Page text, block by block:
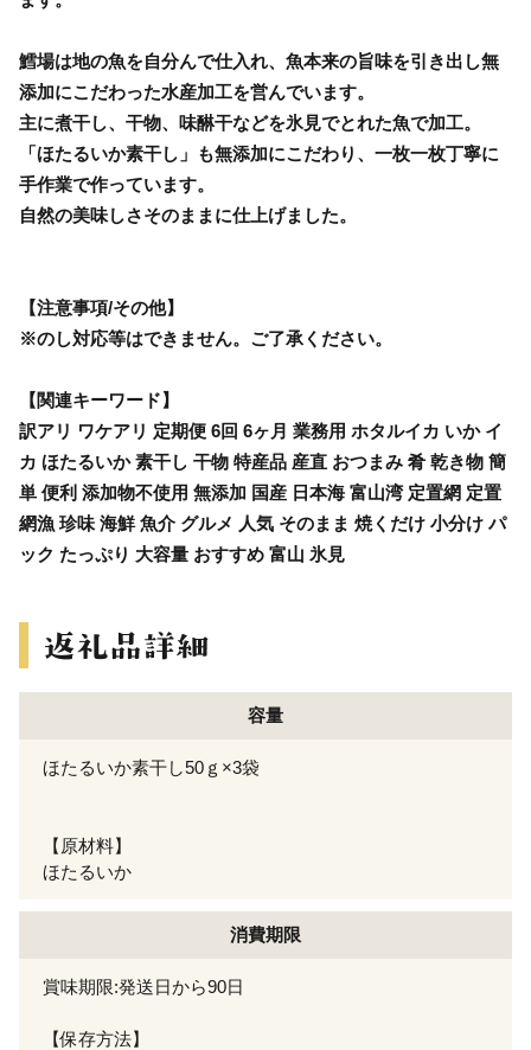
鱈場は地の魚を自分んで仕入れ、魚本来の旨味を引き出し無
添加にこだわった水産加工を営んでいます。
主に煮干し、干物、味醂干などを氷見でとれた魚で加工。
「ほたるいか素干し」も無添加にこだわり、一枚一枚丁寧に
手作業で作っています。
自然の美味しさそのままに仕上げました。
【注意事項/その他】
※のし対応等はできません。ご了承ください。
【関連キーワード】
訳アリ ワケアリ 定期便 6回 6ヶ月 業務用 ホタルイカ いか イ
カ ほたるいか 素干し 干物 特産品 産直 おつまみ 肴 乾き物 簡
単 便利 添加物不使用 無添加 国産 日本海 富山湾 定置網 定置
網漁 珍味 海鮮 魚介 グルメ 人気 そのまま 焼くだけ 小分け パ
ック たっぷり 大容量 おすすめ 富山 氷見
容量
ほたるいか素干し50ｇ×3袋
【原材料】
ほたるいか
消費期限
賞味期限:発送日から90日
【保存方法】